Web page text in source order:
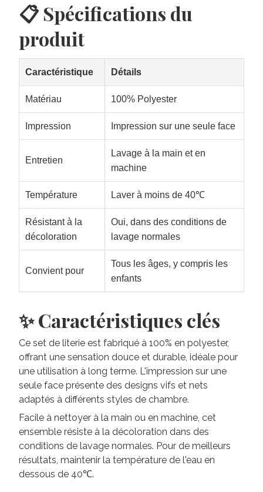
📋 Spécifications du
produit
Caractéristique Détails
Matériau 100% Polyester
Impression Impression sur une seule face
Entretien
Lavage à la main et en
machine
Température Laver à moins de 40℃
Résistant à la
décoloration
Oui, dans des conditions de
lavage normales
Convient pour
Tous les âges, y compris les
enfants
✨ Caractéristiques clés
Ce set de literie est fabriqué à 100% en polyester,
offrant une sensation douce et durable, idéale pour
une utilisation à long terme. L'impression sur une
seule face présente des designs vifs et nets
adaptés à différents styles de chambre.
Facile à nettoyer à la main ou en machine, cet
ensemble résiste à la décoloration dans des
conditions de lavage normales. Pour de meilleurs
résultats, maintenir la température de l'eau en
dessous de 40℃.